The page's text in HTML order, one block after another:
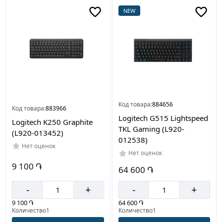
Серый
Страна
производителя
Китай
Код товара:883966
Logitech K250 Graphite
(L920-013452)
Нет оценок
9 100 ֏
- +
9 100 ֏
Количество1
NEW
Код товара:884656
Logitech G515 Lightspeed
TKL Gaming (L920-
012538)
Нет оценок
64 600 ֏
- +
64 600 ֏
Количество1